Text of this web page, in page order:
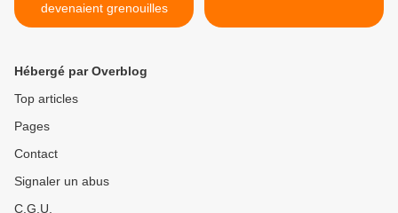
devenaient grenouilles
Hébergé par Overblog
Top articles
Pages
Contact
Signaler un abus
C.G.U.